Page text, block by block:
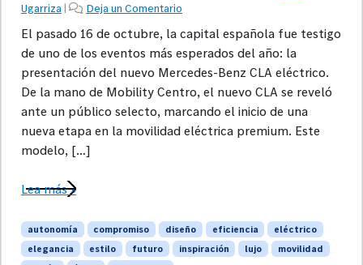
Ugarriza| Deja un Comentario
El pasado 16 de octubre, la capital española fue testigo
de uno de los eventos más esperados del año: la
presentación del nuevo Mercedes-Benz CLA eléctrico.
De la mano de Mobility Centro, el nuevo CLA se reveló
ante un público selecto, marcando el inicio de una
nueva etapa en la movilidad eléctrica premium. Este
modelo, […]
Lea más »
autonomía compromiso diseño eficiencia
eléctrico
elegancia
estilo futuro inspiración lujo
movilidad